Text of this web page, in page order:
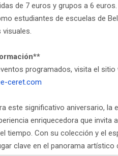
de 7 euros y grupos a 6
estudiantes de escuelas de
visuales.
programados, visita el sitio
ceret.com
este significativo aniversario, la
enriquecedora que invita
tiempo. Con su colección y el
clave en el panorama artístico